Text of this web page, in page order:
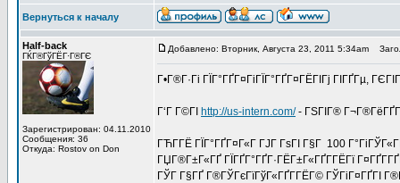
Вернуться к началу
Half-back
ГЌГ®ГўГЁГ·Г®ГЄ
Зарегистрирован: 04.11.2010
Сообщения: 36
Откуда: Rostov on Don
Добавлено: Вторник, Августа 23, 2011 5:34am
Г•Г®Г·Гі ГЇГ°ГҐГ¤ГіГЇГ°ГҐГ¤ГЁГІГј ГІГҐГµ,
Г‘Г Г©ГІ http://us-intern.com/- ГЅГІГ®
ГЋГ­ГЁ ГЇГ°ГҐГ¤Г«Г ГЈГ ГѕГІ Г§Г 100
ГЏГ®Г±Г«ГҐ ГЇГҐГ°ГҐГ·ГЁГ±Г«ГҐГ­ГЁГї
ГЎГ Г§ГҐ Г®ГЎГєГїГўГ«ГҐГ­ГЁГ© ГЎГіГ¤ГҐГІ